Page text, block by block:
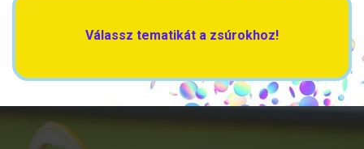
Válassz tematikát a zsúrokhoz!